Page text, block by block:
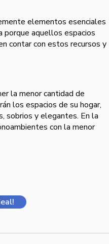
elementos esenciales
porque aquellos espacios
contar con estos recursos y
la menor cantidad de
los espacios de su hogar,
sobrios y elegantes. En la
con la menor